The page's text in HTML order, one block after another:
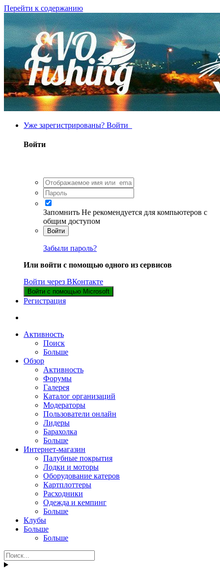
Перейти к содержанию
Уже зарегистрированы? Войти
Войти
Запомнить Не рекомендуется для компьютеров с
общим доступом
Войти
Забыли пароль?
Или войти с помощью одного из сервисов
Войти через ВКонтакте
Войти с помощью Microsoft
Регистрация
Активность
Поиск
Больше
Обзор
Активность
Форумы
Галерея
Каталог организаций
Модераторы
Пользователи онлайн
Лидеры
Барахолка
Больше
Интернет-магазин
Палубные покрытия
Лодки и моторы
Оборудование катеров
Картплоттеры
Расходники
Одежда и кемпинг
Больше
Клубы
Больше
Больше